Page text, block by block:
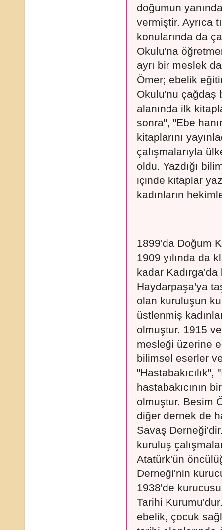
doğumun
vermiştir. Ayrıca
konularında da
Okulu'na
ayrı bir meslek
Ömer; ebelik
Okulu'nu çağdaş
alanında ilk
sonra", "Ebe
kitaplarını
çalışmalarıyla
oldu. Yazdığı
içinde kitaplar
kadınların
1899'da Doğum
1909 yılında da
kadar
Haydarpaşa'ya
olan kuruluşun
üstlenmiş
olmuştur. 1915 ve
mesleği üzerine
bilimsel eserler
hastabakıcının
olmuştur. Besim
diğer dernek de
Savaş
kuruluş
Atatürk'ün
Derneği'nin
1938'de
Tarihi
ebelik, çocuk